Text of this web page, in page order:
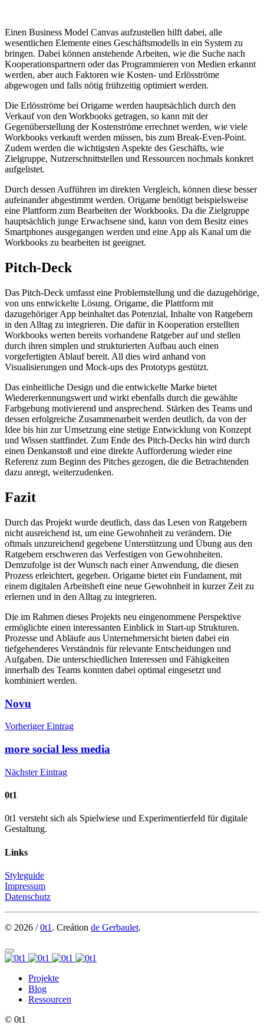
Einen Business Model Canvas aufzustellen hilft dabei, alle
wesentlichen Elemente eines Geschäftsmodells in ein System zu
bringen. Dabei können anstehende Arbeiten, wie die Suche nach
Kooperationspartnern oder das Programmieren von Medien erkannt
werden, aber auch Faktoren wie Kosten- und Erlösströme
abgewogen und falls nötig frühzeitig optimiert werden.
Die Erlösströme bei Origame werden hauptsächlich durch den
Verkauf von den Workbooks getragen, so kann mit der
Gegenüberstellung der Kostenströme errechnet werden, wie viele
Workbooks verkauft werden müssen, bis zum Break-Even-Point.
Zudem werden die wichtigsten Aspekte des Geschäfts, wie
Zielgruppe, Nutzerschnittstellen und Ressourcen nochmals konkret
aufgelistet.
Durch dessen Aufführen im direkten Vergleich, können diese besser
aufeinander abgestimmt werden. Origame benötigt beispielsweise
eine Plattform zum Bearbeiten der Workbooks. Da die Zielgruppe
hauptsächlich junge Erwachsene sind, kann von dem Besitz eines
Smartphones ausgegangen werden und eine App als Kanal um die
Workbooks zu bearbeiten ist geeignet.
Pitch-Deck
Das Pitch-Deck umfasst eine Problemstellung und die dazugehörige,
von uns entwickelte Lösung. Origame, die Plattform mit
dazugehöriger App beinhaltet das Potenzial, Inhalte von Ratgebern
in den Alltag zu integrieren. Die dafür in Kooperation erstellten
Workbooks werten bereits vorhandene Ratgeber auf und stellen
durch ihren simplen und strukturierten Aufbau auch einen
vorgefertigten Ablauf bereit. All dies wird anhand von
Visualisierungen und Mock-ups des Prototyps gestützt.
Das einheitliche Design und die entwickelte Marke bietet
Wiedererkennungswert und wirkt ebenfalls durch die gewählte
Farbgebung motivierend und ansprechend. Stärken des Teams und
dessen erfolgreiche Zusammenarbeit werden deutlich, da von der
Idee bis hin zur Umsetzung eine stetige Entwicklung von Konzept
und Wissen stattfindet. Zum Ende des Pitch-Decks hin wird durch
einen Denkanstoß und eine direkte Aufforderung wieder eine
Referenz zum Beginn des Pitches gezogen, die die Betrachtenden
dazu anregt, weiterzudenken.
Fazit
Durch das Projekt wurde deutlich, dass das Lesen von Ratgebern
nicht ausreichend ist, um eine Gewohnheit zu verändern. Die
oftmals unzureichend gegebene Unterstützung und Übung aus den
Ratgebern erschweren das Verfestigen von Gewohnheiten.
Demzufolge ist der Wunsch nach einer Anwendung, die diesen
Prozess erleichtert, gegeben. Origame bietet ein Fundament, mit
einem digitalen Arbeitsheft eine neue Gewohnheit in kurzer Zeit zu
erlernen und in den Alltag zu integrieren.
Die im Rahmen dieses Projekts neu eingenommene Perspektive
ermöglichte einen interessanten Einblick in Start-up Strukturen.
Prozesse und Abläufe aus Unternehmersicht bieten dabei ein
tiefgehenderes Verständnis für relevante Entscheidungen und
Aufgaben. Die unterschiedlichen Interessen und Fähigkeiten
innerhalb des Teams konnten dabei optimal eingesetzt und
kombiniert werden.
Novu
Vorheriger Eintrag
more social less media
Nächster Eintrag
0t1
0t1 versteht sich als Spielwiese und Experimentierfeld für digitale
Gestaltung.
Links
Styleguide
Impressum
Datenschutz
© 2026 /0t1 . Creátion de Gerbaulet.
Projekte
Blog
Ressourcen
© 0t1